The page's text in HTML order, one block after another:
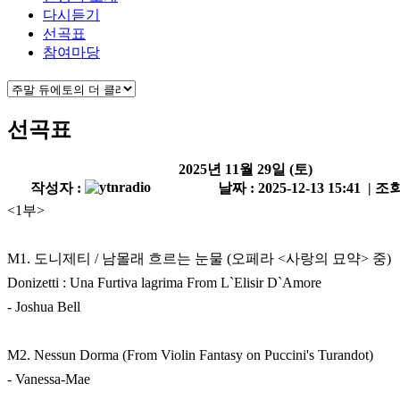
다시듣기
선곡표
참여마당
선곡표
2025년 11월 29일 (토)
작성자 :
날짜 : 2025-12-13 15:41 | 조
<1부>
M1. 도니제티 / 남몰래 흐르는 눈물 (오페라 <사랑의 묘약> 중)
Donizetti : Una Furtiva lagrima From L`Elisir D`Amore
- Joshua Bell
M2. Nessun Dorma (From Violin Fantasy on Puccini's Turandot)
- Vanessa-Mae